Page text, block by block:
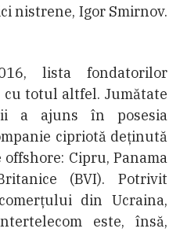
nistrene, Igor Smirnov.
lista fondatorilor
totul altfel. Jumătate
a ajuns în posesia
cipriotă deținută
Cipru, Panama
(BVI). Potrivit
din Ucraina,
este, însă,